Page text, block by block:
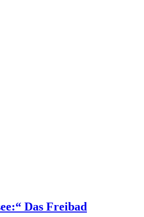
Das Freibad